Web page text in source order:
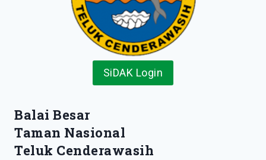
SiDAK Login
Balai Besar
Taman Nasional
Teluk Cenderawasih